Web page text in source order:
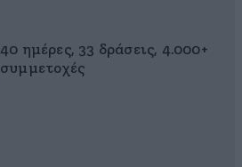
40 ημέρες, 33 δράσεις, 4.000+
συμμετοχές